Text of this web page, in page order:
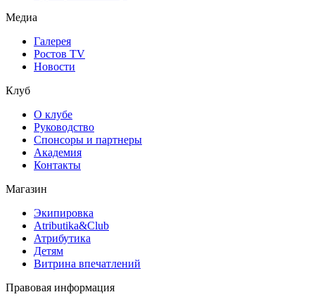
Медиа
Галерея
Ростов TV
Новости
Клуб
О клубе
Руководство
Спонсоры и партнеры
Академия
Контакты
Магазин
Экипировка
Atributika&Club
Атрибутика
Детям
Витрина впечатлений
Правовая информация